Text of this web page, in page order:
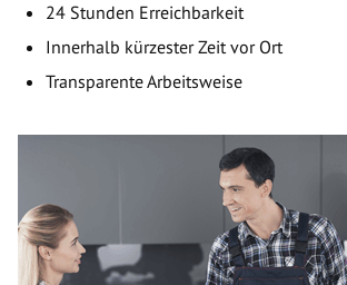
24 Stunden Erreichbarkeit
Innerhalb kürzester Zeit vor Ort
Transparente Arbeitsweise